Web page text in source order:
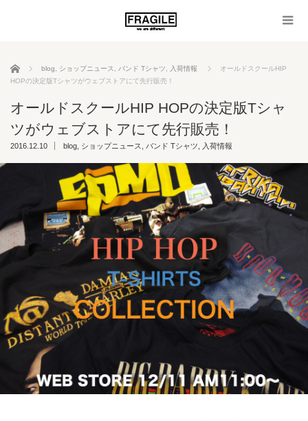
ホーム blog ショップニュース バンド Tシャツ 入荷情報
オールドスクールHIP
HOPの決定版Tシャツがウェブストアにて先行販売！
オールドスクールHIP HOPの決定版Tシャ
ツがウェブストアにて先行販売！
2016.12.10 blog ショップニュース バンド Tシャツ 入荷情報